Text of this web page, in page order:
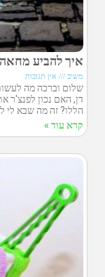
איך להביע
משיב אין תגובות
שלום וברכה מה
דן, האם נכון לפנצ'ר
הללו? זה מה שבא לי
קרא עוד »